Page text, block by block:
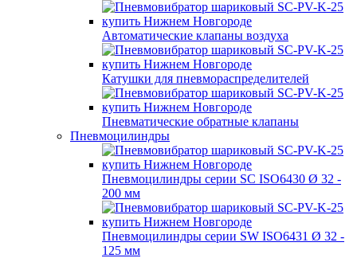
Автоматические клапаны воздуха
Катушки для пневмораспределителей
Пневматические обратные клапаны
Пневмоцилиндры
Пневмоцилиндры серии SC ISO6430 Ø 32 -
200 мм
Пневмоцилиндры серии SW ISO6431 Ø 32 -
125 мм